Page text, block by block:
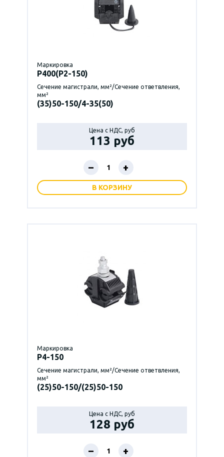
Маркировка
P400(Р2-150)
Сечение магистрали, мм²/Сечение ответвления,
мм²
(35)50-150/4-35(50)
Цена с НДС, руб
113 руб
– +
В КОРЗИНУ
Маркировка
P4-150
Сечение магистрали, мм²/Сечение ответвления,
мм²
(25)50-150/(25)50-150
Цена с НДС, руб
128 руб
– +